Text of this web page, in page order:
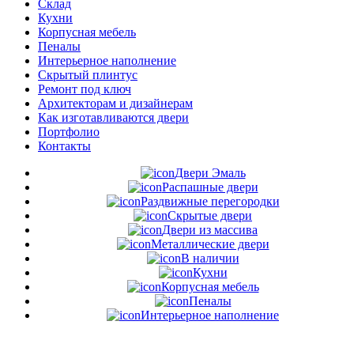
Склад
Кухни
Корпусная мебель
Пеналы
Интерьерное наполнение
Скрытый плинтус
Ремонт под ключ
Архитекторам и дизайнерам
Как изготавливаются двери
Портфолио
Контакты
Двери Эмаль
Распашные двери
Раздвижные перегородки
Скрытые двери
Двери из массива
Металлические двери
В наличии
Кухни
Корпусная мебель
Пеналы
Интерьерное наполнение